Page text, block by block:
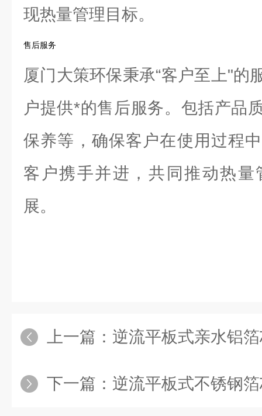
现热量管理目标。
售后服务
厦门大策环保秉承“客户至上"的
户提供*的售后服务。包括产品
保养等，确保客户在使用过程
客户携手并进，共同推动热
展。
上一篇： 逆流平板式亲水铝
下一篇： 逆流平板式不锈钢